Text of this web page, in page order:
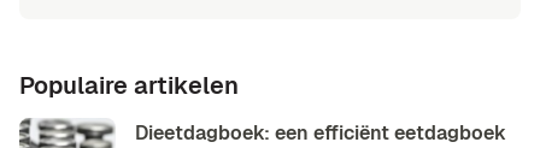
Populaire artikelen
Dieetdagboek: een efficiënt eetdagboek